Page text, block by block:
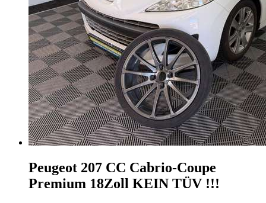
Peugeot 207 CC Cabrio-Coupe
Premium 18Zoll KEIN TÜV !!!